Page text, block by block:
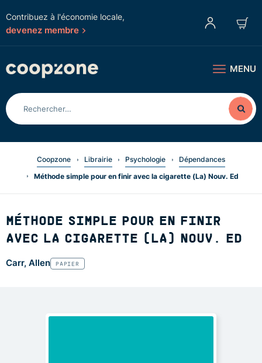
Contribuez à l'économie locale,
devenez membre
MENU
Coopzone Librairie Psychologie
Dépendances
Méthode simple pour en finir avec la cigarette (La) Nouv. Ed
MÉTHODE SIMPLE POUR EN FINIR
AVEC LA CIGARETTE (LA) NOUV. ED
Carr, Allen PAPIER